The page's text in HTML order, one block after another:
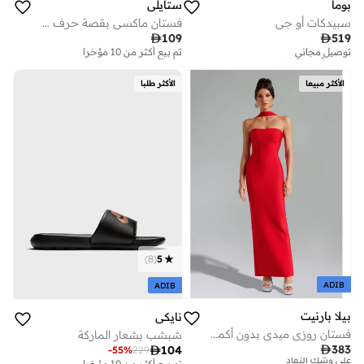
بوما
سبيدكات أو جي
519
توصيل مجاني
تم بيع أكثر من 20 مؤخرا
تم بيع أكثر من 20 مؤخرا
ستايلي
فستان ماكسي بقصة حرف A وكسرات - بني
109
تم بيع أكثر من 10 مؤخرا
على وشك النفاد
على وشك النفاد
الأكثر مبيعا
ADIB
بيلا بارنيت
فستان روزي ميدي بدون أكمام بتصميم ضمادة
383
الأكثر طلبا
5
(
8
)
ADIB
نايكي
شبشب بشعار الماركة
104
229
-55%